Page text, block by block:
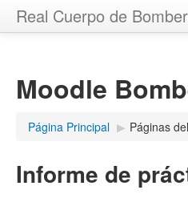
Real Cuerpo de
Moodle
Página Principal ▶︎ Páginas
Informe de